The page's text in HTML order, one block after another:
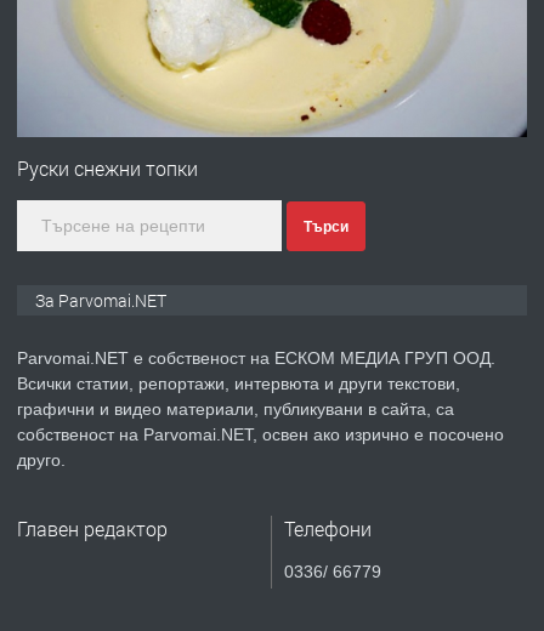
преди 1 година
Първи поход "По стъпките на Ангел
преди 1 година
ПРЕДЛАГА Уроци по Математика
Руски снежни топки
Търси
За Parvomai.NET
Parvomai.NET е собственост на ЕСКОМ МЕДИА ГРУП ООД.
Всички статии, репортажи, интервюта и други текстови,
графични и видео материали, публикувани в сайта, са
собственост на Parvomai.NET, освен ако изрично е посочено
друго.
Главен редактор Телефони
0336/ 66779